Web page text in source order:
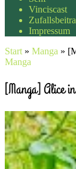
Vinciscast
Impressum
Start » Manga »
Manga
[Manga] Alice